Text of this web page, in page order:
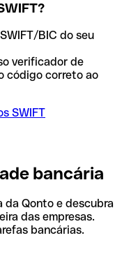
BIC do seu
verificador de
código correto ao
SWIFT
bancária
da Qonto e descubra
das empresas.
bancárias.